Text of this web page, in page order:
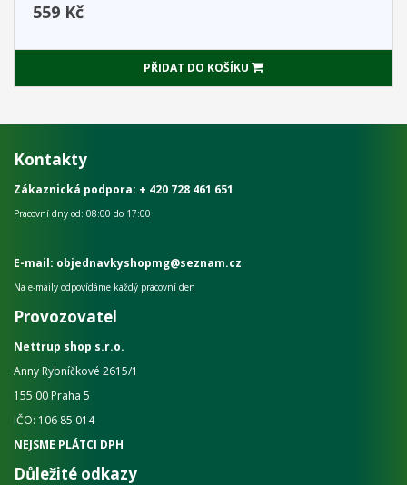
559 Kč
PŘIDAT DO KOŠÍKU
Kontakty
Zákaznická podpora: + 420 728 461 651
Pracovní dny od: 08:00 do 17:00
E-mail: objednavkyshopmg@seznam.cz
Na e-maily odpovídáme každý pracovní den
Provozovatel
Nettrup shop s.r.o.
Anny Rybníčkové 2615/1
155 00 Praha 5
IČO: 106 85 014
NEJSME PLÁTCI DPH
Důležité odkazy